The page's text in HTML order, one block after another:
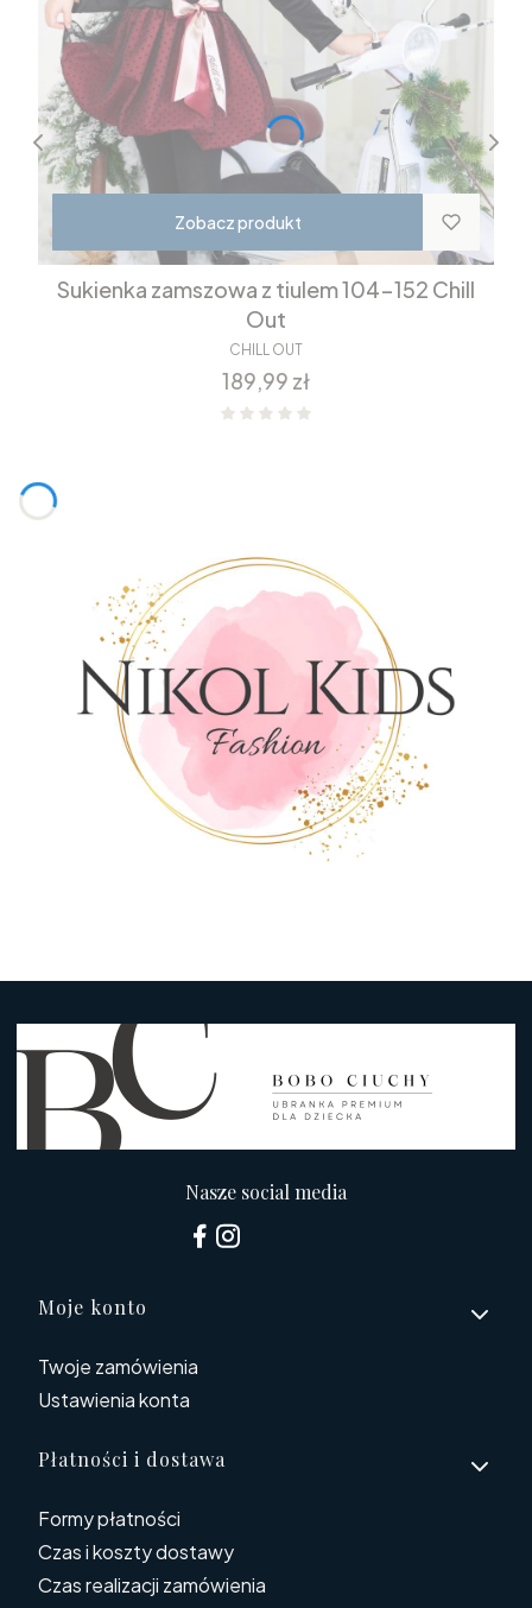
Zobacz produkt
Sukienka zamszowa z tiulem 104-152 Chill
Out
CHILL OUT
Cena
189,99 zł
Nasze social media
Linki w stopce
Moje konto
Twoje zamówienia
Ustawienia konta
Płatności i dostawa
Formy płatności
Czas i koszty dostawy
Czas realizacji zamówienia